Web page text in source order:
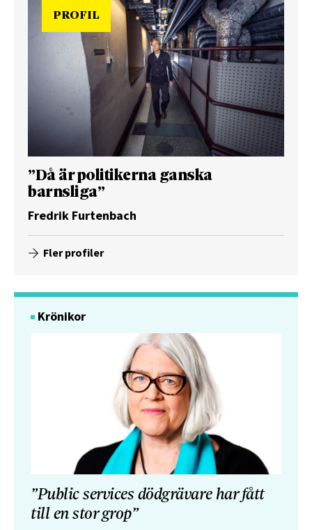
PROFIL
”Då är politikerna ganska
barnsliga”
Fredrik Furtenbach
Fler profiler
Krönikor
”Public services dödgrävare har fått
till en stor grop”